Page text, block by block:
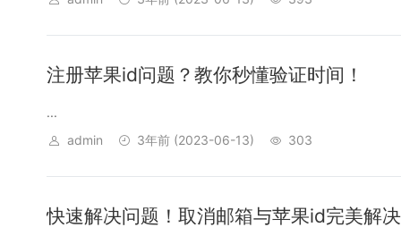
注册苹果id问题？教你秒懂验证时间！
...
admin
3年前 (2023-06-13) 303
快速解决问题！取消邮箱与苹果id完美解